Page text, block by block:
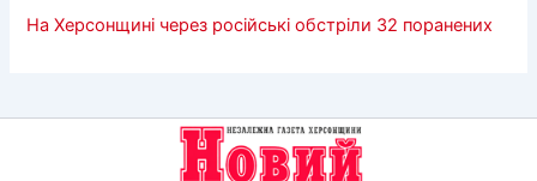
На Херсонщині через російські обстріли 32 поранених